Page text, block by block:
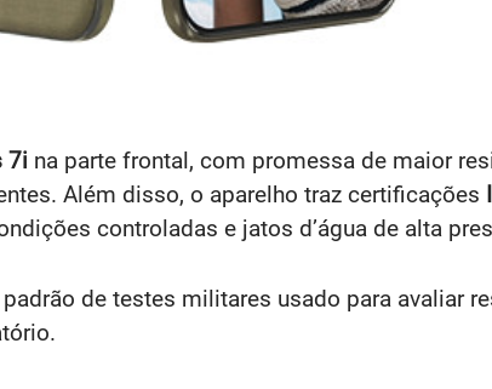
7i na parte frontal, com promessa de maior
Além disso, o aparelho traz certificações
controladas e jatos d’água de alta
padrão de testes militares usado para avaliar